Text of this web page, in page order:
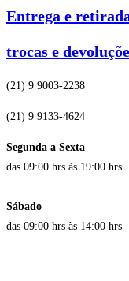
Entrega e
trocas e
(21) 9 9003-2238
(21) 9 9133-4624
Segunda a Sexta
das 09:00 hrs às 19:00 hrs
Sábado
das 09:00 hrs às 14:00 hrs